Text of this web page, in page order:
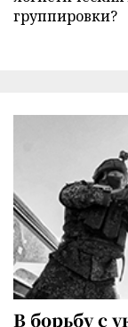
группировки?
В борьбу с